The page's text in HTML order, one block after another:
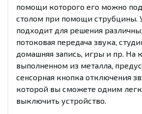
помощи которого его можно
столом при помощи струбцины.
подходит для решения
потоковая передача звука,
домашняя запись, игры и пр. На
выполненном из металла,
сенсорная кнопка отключения
которой вы сможете одним
выключить устройство.